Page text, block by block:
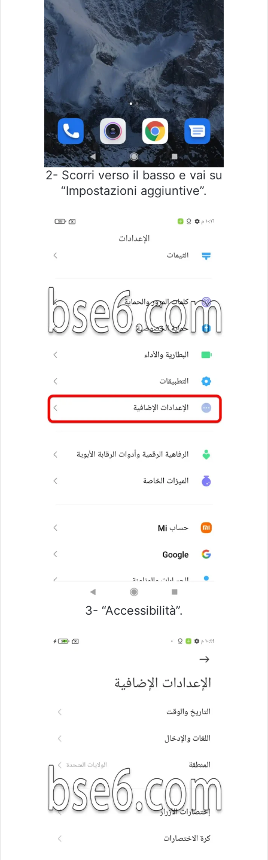
2- Scorri verso il basso e vai su
“Impostazioni aggiuntive”.
3- “Accessibilità”.